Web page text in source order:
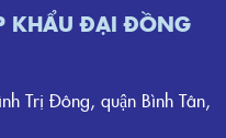
KHẨU ĐẠI ĐỒNG
Trị Đông, quận Bình Tân,